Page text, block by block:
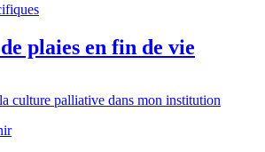
plaies en fin de vie